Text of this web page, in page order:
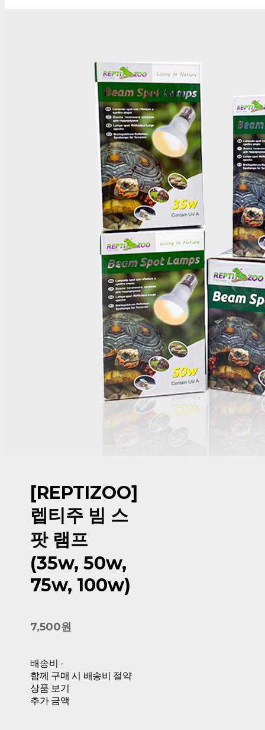
[REPTIZOO]
렙티주 빔 스
팟 램프
(35w, 50w,
75w, 100w)
7,500원
배송비 -
함께 구매 시 배송비 절약
상품 보기
추가 금액